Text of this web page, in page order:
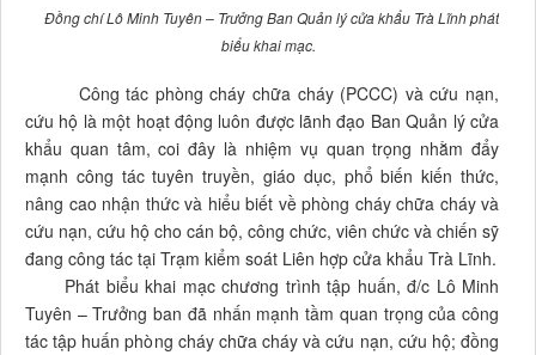
Đồng chí Lô Minh Tuyên – Trưởng Ban Quản lý cửa khẩu Trà Lĩnh phát
biểu khai mạc.
Công tác phòng cháy chữa cháy (PCCC) và cứu nạn,
cứu hộ là một hoạt động luôn được lãnh đạo Ban Quản lý cửa
khẩu quan tâm, coi đây là nhiệm vụ quan trọng nhằm đẩy
mạnh công tác tuyên truyền, giáo dục, phổ biến kiến thức,
nâng cao nhận thức và hiểu biết về phòng cháy chữa cháy và
cứu nạn, cứu hộ cho cán bộ, công chức, viên chức và chiến sỹ
đang công tác tại Trạm kiểm soát Liên hợp cửa khẩu Trà Lĩnh.
Phát biểu khai mạc chương trình tập huấn, đ/c Lô Minh
Tuyên – Trưởng ban đã nhấn mạnh tầm quan trọng của công
tác tập huấn phòng cháy chữa cháy và cứu nạn, cứu hộ; đồng